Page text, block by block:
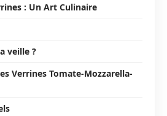
: Un Art Culinaire
veille ?
Verrines Tomate-Mozzarella-